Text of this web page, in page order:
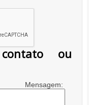
ou
Mensagem: